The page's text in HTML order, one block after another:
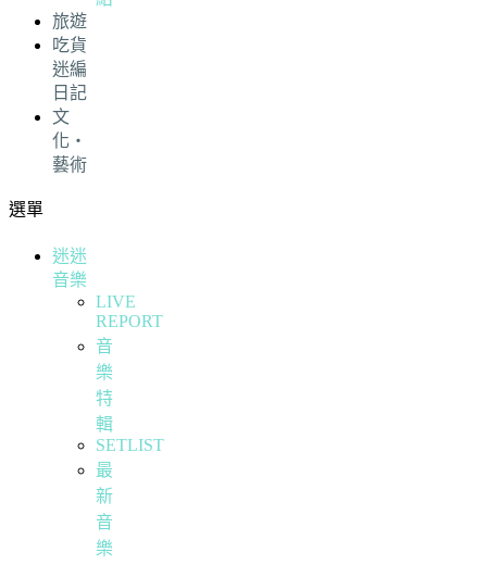
旅遊
吃貨
迷編
日記
文
化・
藝術
選單
迷迷
音樂
LIVE
REPORT
音
樂
特
輯
SETLIST
最
新
音
樂